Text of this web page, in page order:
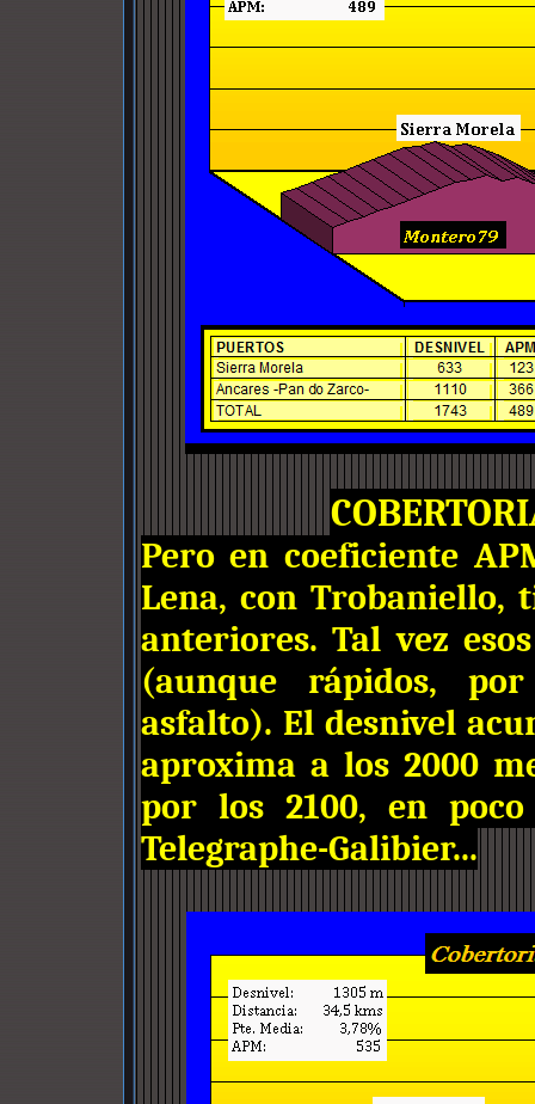
Pero en coeficiente
Lena, con Trobaniello,
anteriores. Tal vez
(aunque rápidos,
asfalto). El desnivel
aproxima a los 2000
por los 2100, en
Telegraphe-Galibier...